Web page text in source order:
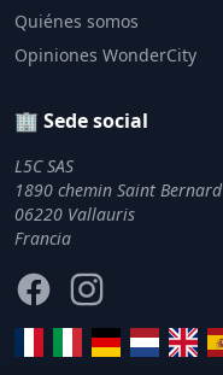
Quiénes somos
Opiniones WonderCity
🏢 Sede social
L5C SAS
1890 chemin Saint Bernard
06220 Vallauris
Francia
FacebookInstagram